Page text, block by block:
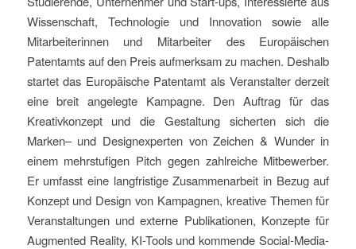
Wissenschaft, Technologie und Innovation sowie alle
Mitarbeiterinnen und Mitarbeiter des Europäischen
Patentamts auf den Preis aufmerksam zu machen. Deshalb
startet das Europäische Patentamt als Veranstalter derzeit
eine breit angelegte Kampagne. Den Auftrag für das
Kreativkonzept und die Gestaltung sichertensichdie
Marken– und Designexperten vonZeichen & Wunder in
einem mehrstufigen Pitch gegen zahlreiche Mitbewerber.
Er umfasst eine langfristige Zusammenarbeit in Bezug auf
Konzept und Design von Kampagnen, kreative Themen für
Veranstaltungen und externe Publikationen, Konzepte für
Augmented Reality, KI-Tools und kommende Social-Media-